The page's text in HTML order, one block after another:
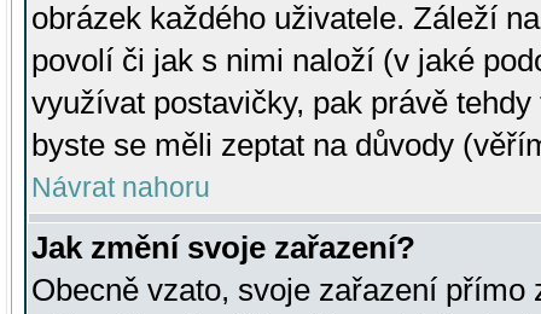
obrázek každého uživatele. Záleží
povolí či jak s nimi naloží (v jaké
využívat postavičky, pak právě
byste se měli zeptat na důvody
Návrat nahoru
Jak změní svoje zařazení?
Obecně vzato, svoje zařazení přímo